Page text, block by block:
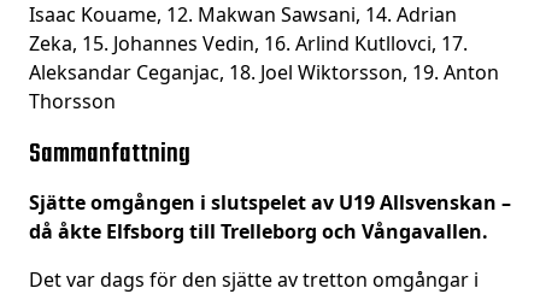
Isaac Kouame, 12. Makwan Sawsani, 14. Adrian
Zeka, 15. Johannes Vedin, 16. Arlind Kutllovci, 17.
Aleksandar Ceganjac, 18. Joel Wiktorsson, 19. Anton
Thorsson
Sammanfattning
Sjätte omgången i slutspelet av U19 Allsvenskan –
då åkte Elfsborg till Trelleborg och Vångavallen.
Det var dags för den sjätte av tretton omgångar i